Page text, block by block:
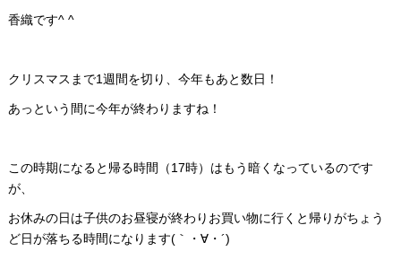
香織です^ ^
クリスマスまで1週間を切り、今年もあと数日！
あっという間に今年が終わりますね！
この時期になると帰る時間（17時）はもう暗くなっているのです
が、
お休みの日は子供のお昼寝が終わりお買い物に行くと帰りがちょう
ど日が落ちる時間になります(｀・∀・´)